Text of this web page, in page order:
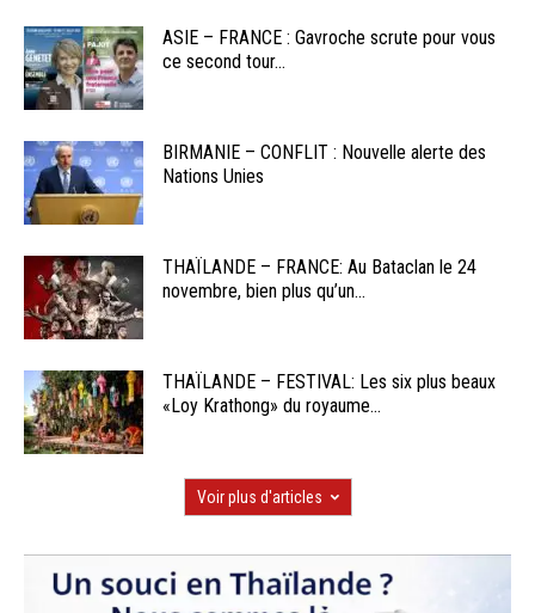
ASIE – FRANCE : Gavroche scrute pour vous
ce second tour...
BIRMANIE – CONFLIT : Nouvelle alerte des
Nations Unies
THAÏLANDE – FRANCE: Au Bataclan le 24
novembre, bien plus qu’un...
THAÏLANDE – FESTIVAL: Les six plus beaux
«Loy Krathong» du royaume...
Voir plus d'articles